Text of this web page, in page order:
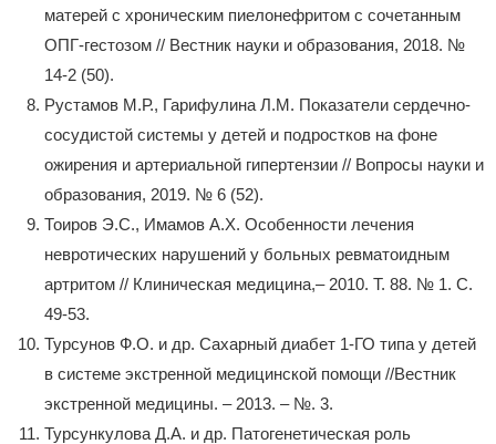
матерей с хроническим пиелонефритом с сочетанным
ОПГ-гестозом // Вестник науки и образования, 2018. №
14-2 (50).
Рустамов М.Р., Гарифулина Л.М. Показатели сердечно-
сосудистой системы у детей и подростков на фоне
ожирения и артериальной гипертензии // Вопросы науки и
образования, 2019. № 6 (52).
Тоиров Э.С., Имамов А.Х. Особенности лечения
невротических нарушений у больных ревматоидным
артритом // Клиническая медицина,– 2010. Т. 88. № 1. С.
49-53.
Турсунов Ф.О. и др. Сахарный диабет 1-ГО типа у детей
в системе экстренной медицинской помощи //Вестник
экстренной медицины. – 2013. – №. 3.
Турсункулова Д.А. и др. Патогенетическая роль